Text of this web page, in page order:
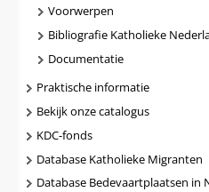
Voorwerpen
Bibliografie Katholieke
Documentatie
Praktische informatie
Bekijk onze catalogus
KDC-fonds
Database Katholieke Migranten
Database Bedevaartplaatsen in